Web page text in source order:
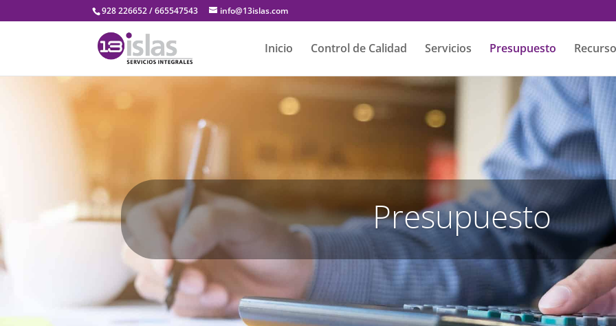
928 226652 / 665547543 info@13islas.com
Inicio Control de Calidad Servicios Presupuesto
Presupuesto